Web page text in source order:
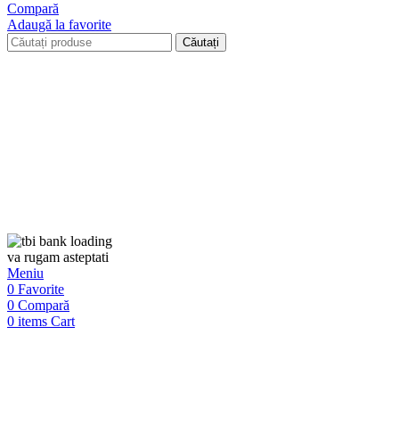
Compară
Adaugă la favorite
Căutați
va rugam asteptati
Meniu
0 Favorite
0 Compară
0 items Cart